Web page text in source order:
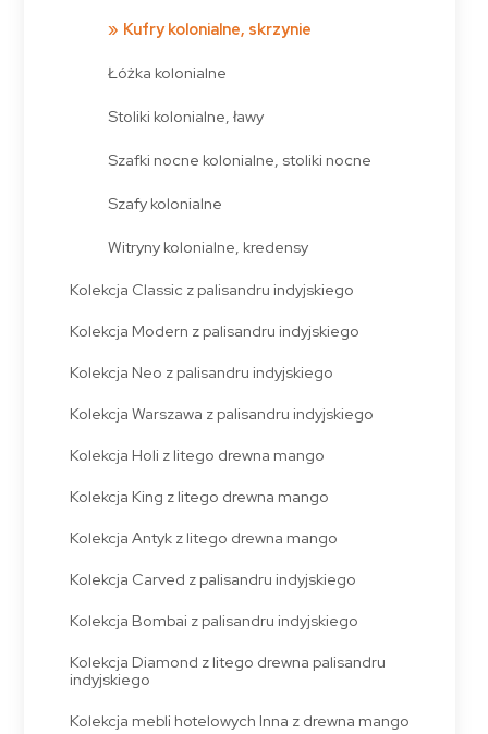
Kufry kolonialne, skrzynie
Łóżka kolonialne
Stoliki kolonialne, ławy
Szafki nocne kolonialne, stoliki nocne
Szafy kolonialne
Witryny kolonialne, kredensy
Kolekcja Classic z palisandru indyjskiego
Kolekcja Modern z palisandru indyjskiego
Kolekcja Neo z palisandru indyjskiego
Kolekcja Warszawa z palisandru indyjskiego
Kolekcja Holi z litego drewna mango
Kolekcja King z litego drewna mango
Kolekcja Antyk z litego drewna mango
Kolekcja Carved z palisandru indyjskiego
Kolekcja Bombai z palisandru indyjskiego
Kolekcja Diamond z litego drewna palisandru
indyjskiego
Kolekcja mebli hotelowych Inna z drewna mango